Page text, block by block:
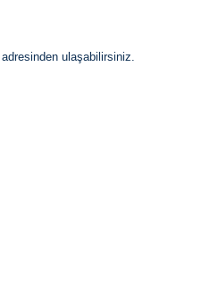
adresinden ulaşabilirsiniz.